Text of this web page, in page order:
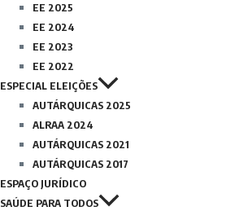
EE 2025
EE 2024
EE 2023
EE 2022
ESPECIAL ELEIÇÕES
AUTÁRQUICAS 2025
ALRAA 2024
AUTÁRQUICAS 2021
AUTÁRQUICAS 2017
ESPAÇO JURÍDICO
SAÚDE PARA TODOS